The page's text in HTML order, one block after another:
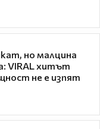
но малцина
VIRAL хитът
не е изпят